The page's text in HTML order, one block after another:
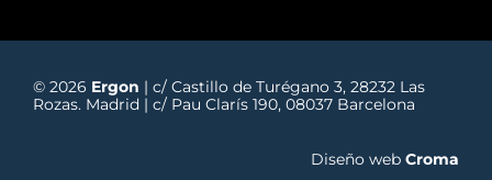
© 2026 Ergon | c/ Castillo de Turégano 3, 28232 Las
Rozas. Madrid | c/ Pau Clarís 190, 08037 Barcelona
Diseño webCroma